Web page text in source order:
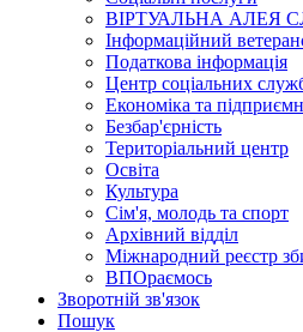
ВІРТУАЛЬНА АЛЕЯ
Інформаційний
Податкова інформація
Центр соціальних
Економіка та
Безбар'єрність
Територіальний центр
Освіта
Культура
Сім'я, молодь та спорт
Архівний відділ
Міжнародний реєстр
ВПОраємось
Зворотній зв'язок
Пошук